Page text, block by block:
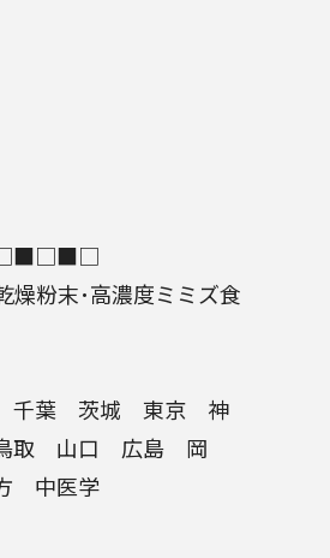
燥粉末･高濃度ミミズ食
葉 茨城 東京 神
取 山口 広島 岡
中医学